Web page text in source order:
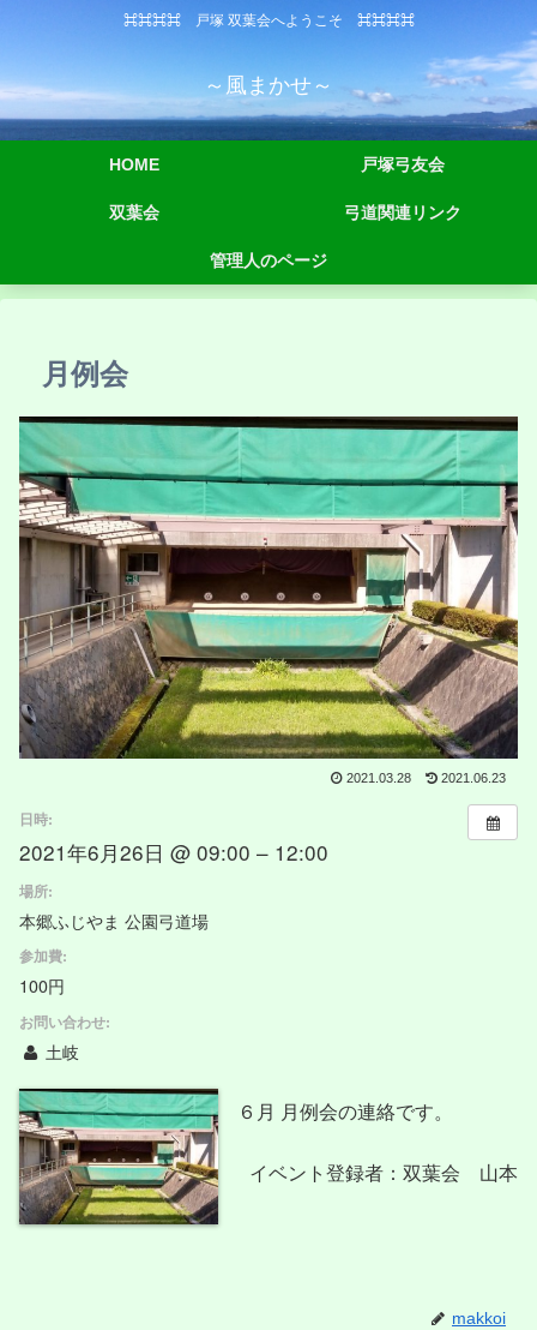
⌘⌘⌘⌘ 戸塚 双葉会へようこそ ⌘⌘⌘⌘
～風まかせ～
HOME 戸塚弓友会
双葉会 弓道関連リンク
管理人のページ
月例会
2021.03.28 2021.06.23
日時:
2021年6月26日 @ 09:00 – 12:00
場所:
本郷ふじやま 公園弓道場
参加費:
100円
お問い合わせ:
土岐
６月 月例会の連絡です。
イベント登録者：双葉会 山本
makkoi